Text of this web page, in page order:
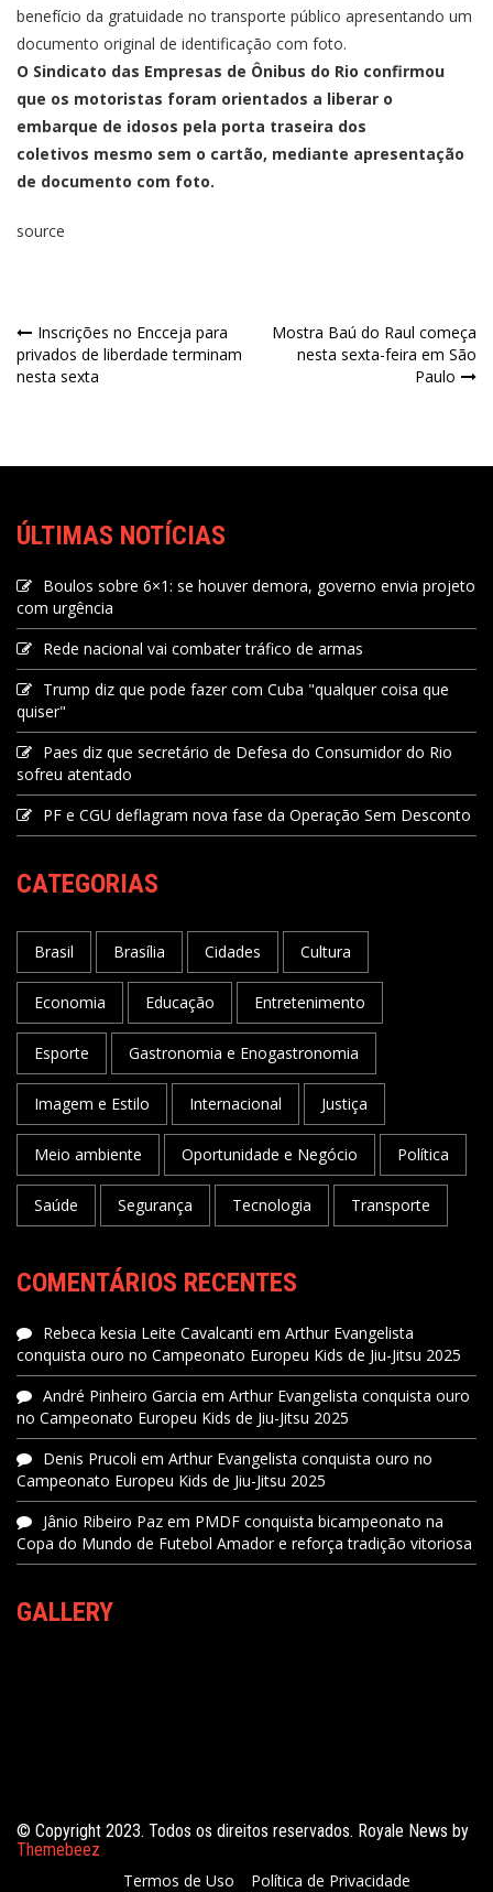
benefício da gratuidade no transporte público apresentando um
documento original de identificação com foto.
O Sindicato das Empresas de Ônibus do Rio confirmou
que os motoristas foram orientados a liberar o
embarque de idosos pela porta traseira dos
coletivos mesmo sem o cartão, mediante apresentação
de documento com foto.
source
Inscrições no Encceja para
privados de liberdade terminam
nesta sexta
Mostra Baú do Raul começa
nesta sexta-feira em São
Paulo
ÚLTIMAS NOTÍCIAS
Boulos sobre 6×1: se houver demora, governo envia projeto
com urgência
Rede nacional vai combater tráfico de armas
Trump diz que pode fazer com Cuba "qualquer coisa que
quiser"
Paes diz que secretário de Defesa do Consumidor do Rio
sofreu atentado
PF e CGU deflagram nova fase da Operação Sem Desconto
CATEGORIAS
Brasil Brasília Cidades Cultura
Economia Educação Entretenimento
Esporte Gastronomia e Enogastronomia
Imagem e Estilo Internacional Justiça
Meio ambiente Oportunidade e Negócio Política
Saúde Segurança Tecnologia Transporte
COMENTÁRIOS RECENTES
Rebeca kesia Leite Cavalcanti em Arthur Evangelista
conquista ouro no Campeonato Europeu Kids de Jiu-Jitsu 2025
André Pinheiro Garcia em Arthur Evangelista conquista ouro
no Campeonato Europeu Kids de Jiu-Jitsu 2025
Denis Prucoli em Arthur Evangelista conquista ouro no
Campeonato Europeu Kids de Jiu-Jitsu 2025
Jânio Ribeiro Paz em PMDF conquista bicampeonato na
Copa do Mundo de Futebol Amador e reforça tradição vitoriosa
GALLERY
© Copyright 2023. Todos os direitos reservados. Royale News by
Themebeez
Termos de Uso
Política de Privacidade